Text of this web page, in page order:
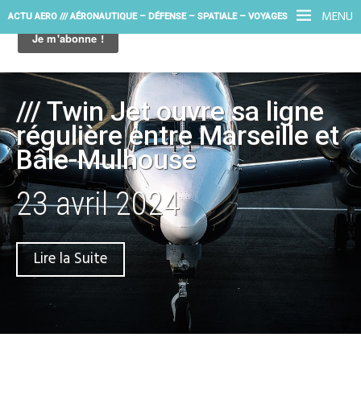
MENU
ACTU AERO /// AÉRONAUTIQUE – DÉFENSE – SPATIALE – VOYAGES
/// Twin Jet ouvre sa ligne
régulière entre Marseille et
Bâle-Mulhouse
23 avril 2024
Lire la Suite